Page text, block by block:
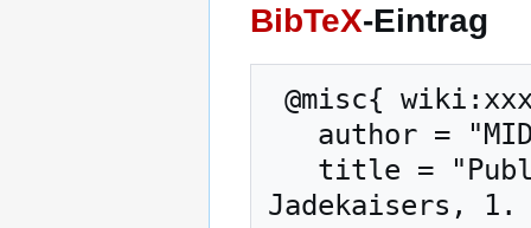
BibTeX-Eintrag
Jadekaisers, 1.